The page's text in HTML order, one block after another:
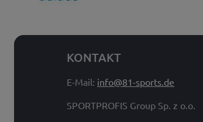
KONTAKT
E-Mail: info@81-sports.de
SPORTPROFIS Group Sp. z o.o.